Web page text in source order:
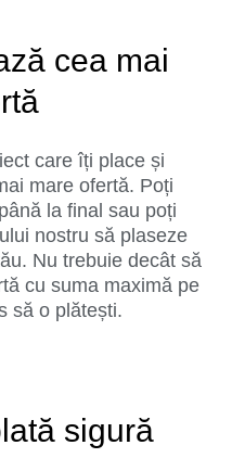
cea mai
care îți place și
mare ofertă. Poți
la final sau poți
nostru să plaseze
Nu trebuie decât să
cu suma maximă pe
să o plătești.
sigură